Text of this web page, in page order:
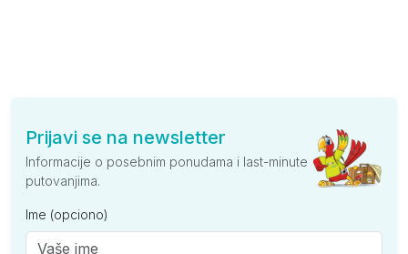
Prijavi se na newsletter
Informacije o posebnim ponudama i last-minute
putovanjima.
Ime (opciono)